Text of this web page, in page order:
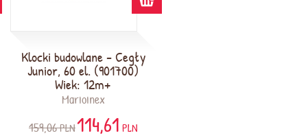
Klocki budowlane - Cegły
Junior, 60 el. (901700)
Wiek: 12m+
Marioinex
159,06PLN114,61 PLN